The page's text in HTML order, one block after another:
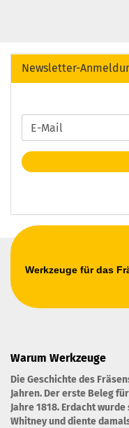
Newsletter-
WEITER
ZUR
NEWSLETTER-
ANMELDUNG
E-
Mail
Werkzeuge für das
Warum Werkzeuge
Die Geschichte des
Jahren. Der erste Beleg
Jahre 1818. Erdacht
Whitney und diente